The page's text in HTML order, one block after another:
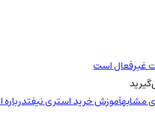
غیرفعال است
مشابهآموزش خرید استری نیفت